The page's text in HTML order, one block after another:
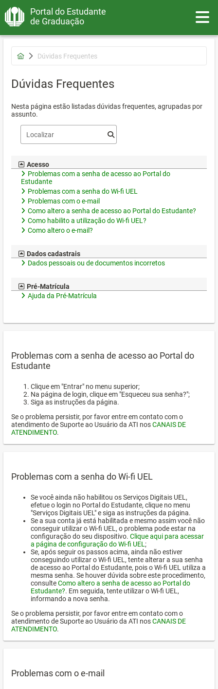
Portal do Estudante
de Graduação
Dúvidas Frequentes
Dúvidas Frequentes
Nesta página estão listadas dúvidas frequentes, agrupadas por
assunto.
Acesso
Problemas com a senha de acesso ao Portal do
Estudante
Problemas com a senha do Wi-fi UEL
Problemas com o e-mail
Como altero a senha de acesso ao Portal do Estudante?
Como habilito a utilização do Wi-fi UEL?
Como altero o e-mail?
Dados cadastrais
Dados pessoais ou de documentos incorretos
Pré-Matrícula
Ajuda da Pré-Matrícula
Problemas com a senha de acesso ao Portal do
Estudante
Clique em "Entrar" no menu superior;
Na página de login, clique em "Esqueceu sua senha?";
Siga as instruções da página.
Se o problema persistir, por favor entre em contato com o
atendimento de Suporte ao Usuário da ATI nosCANAIS DE
ATENDIMENTO.
Problemas com a senha do Wi-fi UEL
Se você ainda não habilitou os Serviços Digitais UEL,
efetue o login no Portal do Estudante, clique no menu
"Serviços Digitais UEL" e siga as instruções da página.
Se a sua conta já está habilitada e mesmo assim você não
conseguir utilizar o Wi-fi UEL, o problema pode estar na
configuração do seu dispositivo. Clique aqui para acessar
a página de configuração do Wi-fi UEL ;
Se, após seguir os passos acima, ainda não estiver
conseguindo utilizar o Wi-fi UEL, tente alterar a sua senha
de acesso ao Portal do Estudante, pois o Wi-fi UEL utiliza a
mesma senha. Se houver dúvida sobre este procedimento,
consulteComo altero a senha de acesso ao Portal do
Estudante?. Em seguida, tente utilizar o Wi-fi UEL,
informando a nova senha.
Se o problema persistir, por favor entre em contato com o
atendimento de Suporte ao Usuário da ATI nosCANAIS DE
ATENDIMENTO.
Problemas com o e-mail